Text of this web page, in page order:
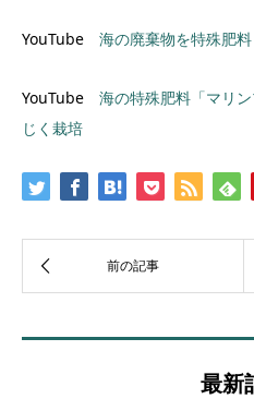
YouTube 海の廃棄物を特殊肥
YouTube 海の特殊肥料「マリ
じく栽培
最新